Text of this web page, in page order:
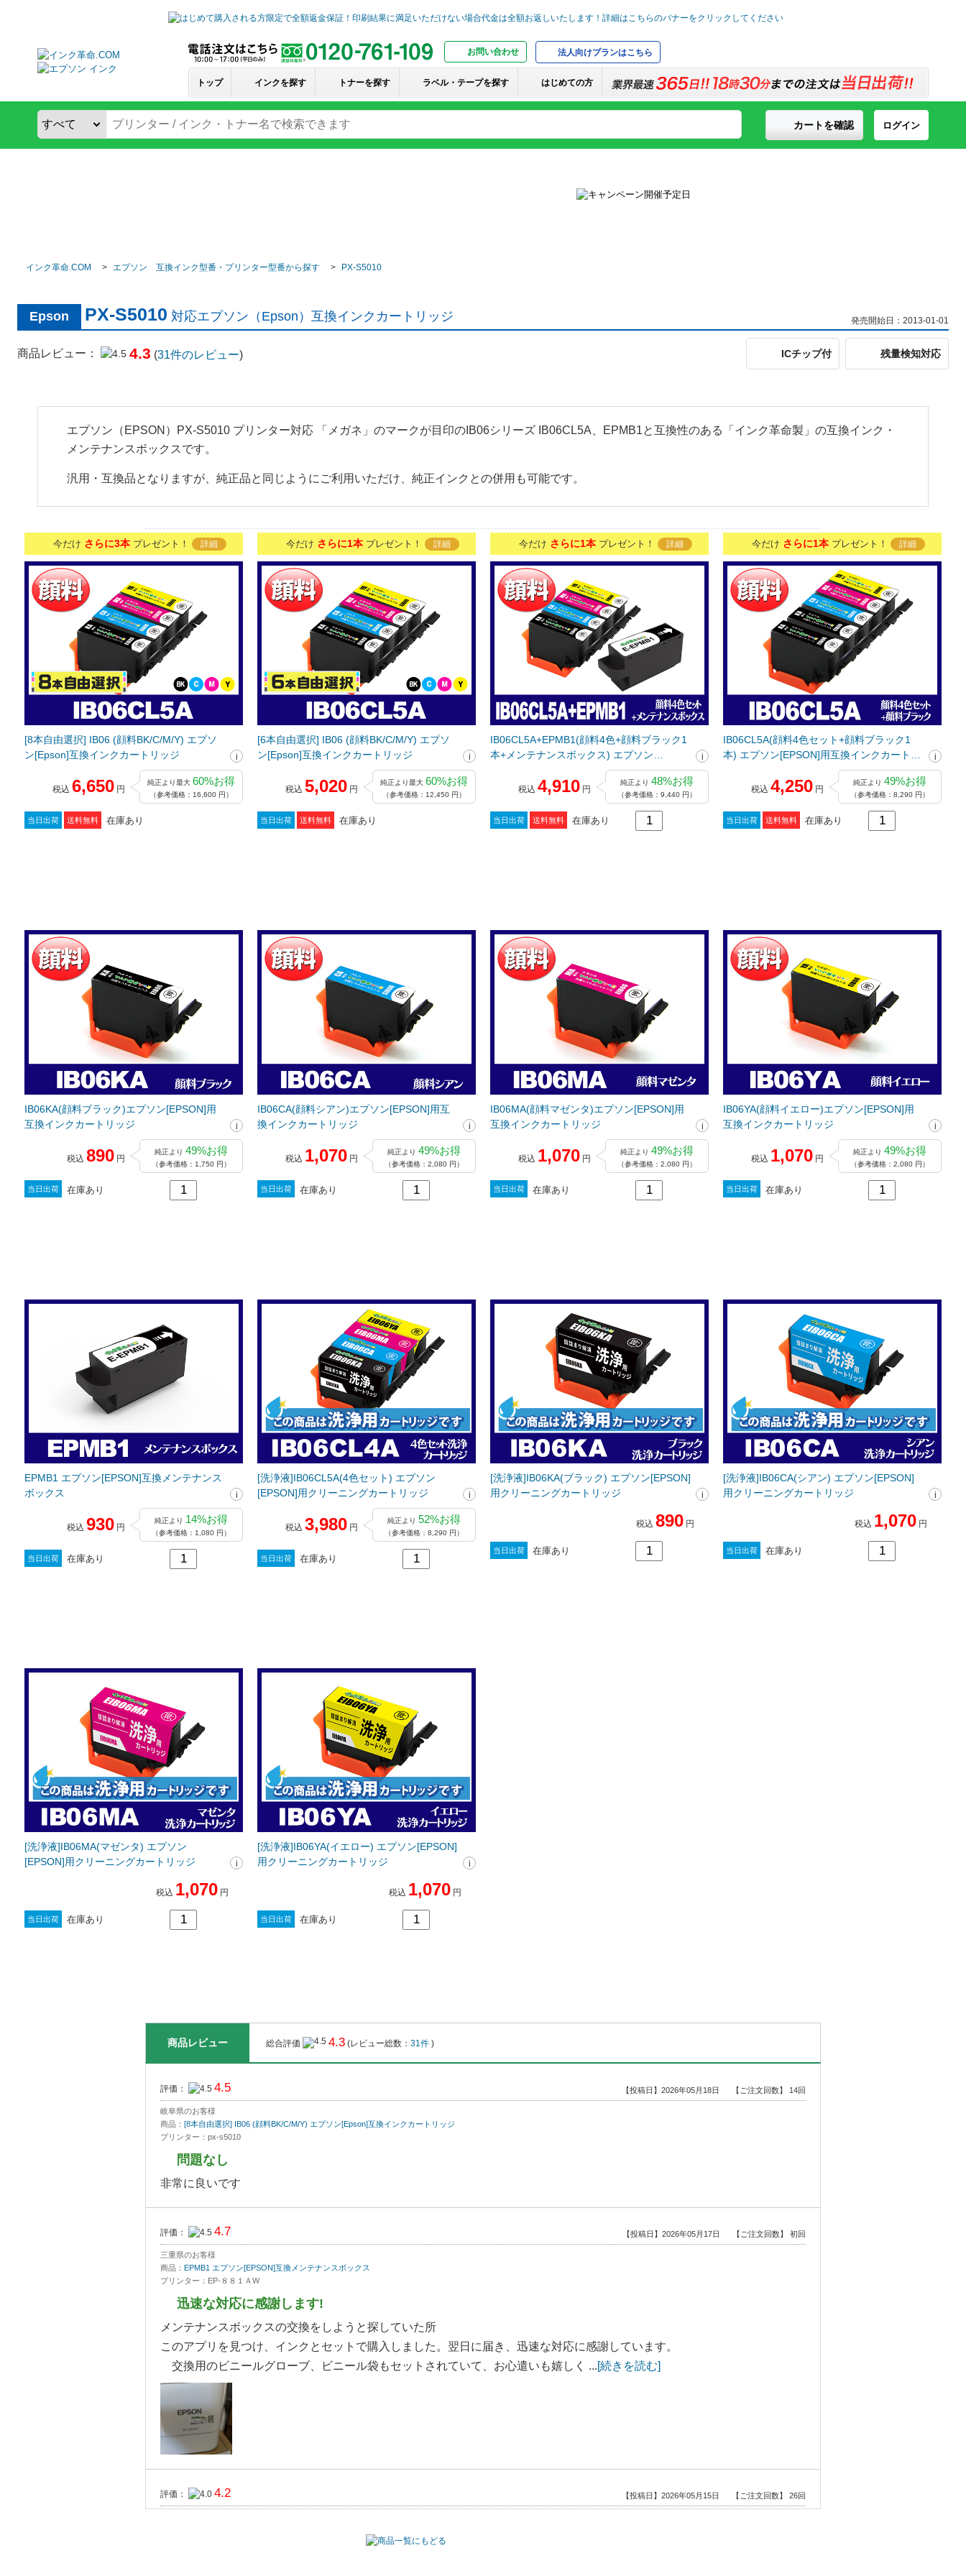
お問い合わせ 法人向けプランはこちら
トップ インクを探す トナーを探す ラベル・テープを探す はじめての方
ログイン
カートを確認
インク革命.COM エプソン 互換インク型番・プリンター型番から探す PX-S5010
Epson PX-S5010 対応エプソン（Epson）互換インクカートリッジ 発売開始日：2013-01-01
商品レビュー： 4.3 (31件のレビュー) ICチップ付 残量検知対応
エプソン（EPSON）PX-S5010 プリンター対応 「メガネ」のマークが目印のIB06シリーズ IB06CL5A、EPMB1と互換性のある「インク革命製」の互換インク・
メンテナンスボックスです。
汎用・互換品となりますが、純正品と同じようにご利用いただけ、純正インクとの併用も可能です。
今だけ さらに3本プレゼント！ 詳細
[8本自由選択] IB06 (顔料BK/C/M/Y) エプソ
ン[Epson]互換インクカートリッジ
税込 6,650 円
純正より最大 60%お得
（参考価格：16,600 円）
当日出荷 送料無料 在庫あり
今だけ さらに1本プレゼント！ 詳細
[6本自由選択] IB06 (顔料BK/C/M/Y) エプソ
ン[Epson]互換インクカートリッジ
税込 5,020 円
純正より最大 60%お得
（参考価格：12,450 円）
当日出荷 送料無料 在庫あり
今だけ さらに1本プレゼント！ 詳細
IB06CL5A+EPMB1(顔料4色+顔料ブラック1
本+メンテナンスボックス) エプソン
[EPSON]用互換インクカートリッジ
税込 4,910 円
純正より 48%お得
（参考価格：9,440 円）
当日出荷 送料無料 在庫あり
今だけ さらに1本プレゼント！ 詳細
IB06CL5A(顔料4色セット+顔料ブラック1
本) エプソン[EPSON]用互換インクカートリ
税込 4,250 円
純正より 49%お得
（参考価格：8,290 円）
当日出荷 送料無料 在庫あり
IB06KA(顔料ブラック)エプソン[EPSON]用
互換インクカートリッジ
税込 890 円
純正より 49%お得
（参考価格：1,750 円）
当日出荷 在庫あり
IB06CA(顔料シアン)エプソン[EPSON]用互
換インクカートリッジ
税込 1,070 円
純正より 49%お得
（参考価格：2,080 円）
当日出荷 在庫あり
IB06MA(顔料マゼンタ)エプソン[EPSON]用
互換インクカートリッジ
税込 1,070 円
純正より 49%お得
（参考価格：2,080 円）
当日出荷 在庫あり
IB06YA(顔料イエロー)エプソン[EPSON]用
互換インクカートリッジ
税込 1,070 円
純正より 49%お得
（参考価格：2,080 円）
当日出荷 在庫あり
EPMB1 エプソン[EPSON]互換メンテナンス
ボックス
税込 930 円
純正より 14%お得
（参考価格：1,080 円）
当日出荷 在庫あり
[洗浄液]IB06CL5A(4色セット) エプソン
[EPSON]用クリーニングカートリッジ
税込 3,980 円
純正より 52%お得
（参考価格：8,290 円）
当日出荷 在庫あり
[洗浄液]IB06KA(ブラック) エプソン[EPSON]
用クリーニングカートリッジ
税込 890 円
当日出荷 在庫あり
[洗浄液]IB06CA(シアン) エプソン[EPSON]
用クリーニングカートリッジ
税込 1,070 円
当日出荷 在庫あり
[洗浄液]IB06MA(マゼンタ) エプソン
[EPSON]用クリーニングカートリッジ
税込 1,070 円
当日出荷 在庫あり
[洗浄液]IB06YA(イエロー) エプソン[EPSON]
用クリーニングカートリッジ
税込 1,070 円
当日出荷 在庫あり
商品レビュー 総合評価 4.3 (レビュー総数： 31件 )
評価： 4.5 【ご注文回数】 14回
【投稿日】2026年05月18日
岐阜県のお客様
商品： [8本自由選択] IB06 (顔料BK/C/M/Y) エプソン[Epson]互換インクカートリッジ
プリンター：px-s5010
問題なし
非常に良いです
評価： 4.7 【ご注文回数】 初回
【投稿日】2026年05月17日
三重県のお客様
商品： EPMB1 エプソン[EPSON]互換メンテナンスボックス
プリンター：EP-８８１ＡW
迅速な対応に感謝します!
メンテナンスボックスの交換をしようと探していた所
このアプリを見つけ、インクとセットで購入しました。翌日に届き、迅速な対応に感謝しています。
交換用のビニールグローブ、ビニール袋もセットされていて、お心遣いも嬉しく ...[続きを読む]
評価： 4.2 【ご注文回数】 26回
【投稿日】2026年05月15日